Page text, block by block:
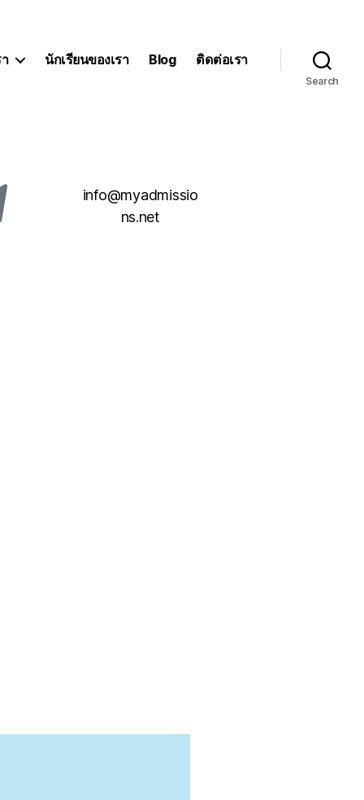
นักเรียนของเรา Blog ติดต่อเรา
Search
info@myadmissio
ns.net